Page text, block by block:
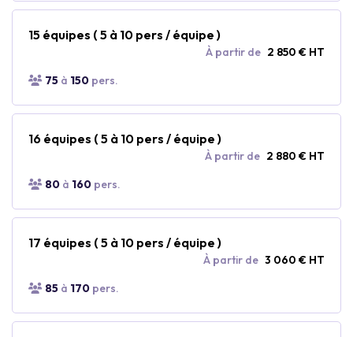
15 équipes ( 5 à 10 pers / équipe )
À partir de 2 850 € HT
75 à 150 pers.
16 équipes ( 5 à 10 pers / équipe )
À partir de 2 880 € HT
80 à 160 pers.
17 équipes ( 5 à 10 pers / équipe )
À partir de 3 060 € HT
85 à 170 pers.